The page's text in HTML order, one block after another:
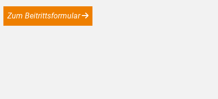
Zum Beitrittsformular